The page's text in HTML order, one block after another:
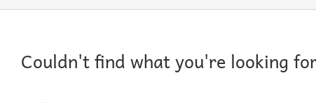
Couldn't find what you're looking